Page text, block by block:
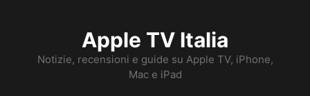
Apple TV Italia
Notizie, recensioni e guide su Apple TV, iPhone,
Mac e iPad